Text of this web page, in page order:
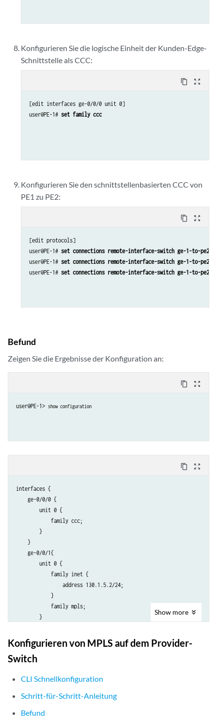
Konfigurieren Sie die logische Einheit der Kunden-Edge-
Schnittstelle als CCC:
content_copy zoom_out_map
[edit interfaces ge-0/0/0 unit 0]
user@PE-1# set family ccc
Konfigurieren Sie den schnittstellenbasierten CCC von
PE1 zu PE2:
content_copy zoom_out_map
[edit protocols]
user@PE-1# set connections remote-interface-switch ge-1-to-pe2
user@PE-1# set connections remote-interface-switch ge-1-to-pe2
user@PE-1# set connections remote-interface-switch ge-1-to-pe2
Befund
Zeigen Sie die Ergebnisse der Konfiguration an:
content_copy zoom_out_map
user@PE-1> show configuration
content_copy zoom_out_map
interfaces {
    ge-0/0/0 {
        unit 0 {
            family ccc;
        }
    }
    ge-0/0/1{
        unit 0 {
            family inet {
                address 130.1.5.2/24;
            }
            family mpls;
        }
    lo0 {
        unit 0 {
            family inet {
            }
Show more
Konfigurieren von MPLS auf dem Provider-
Switch
CLI Schnellkonfiguration
Schritt-für-Schritt-Anleitung
Befund